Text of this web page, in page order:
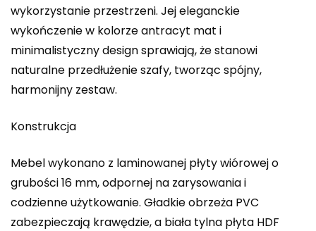
wykorzystanie przestrzeni. Jej eleganckie
wykończenie w kolorze antracyt mat i
minimalistyczny design sprawiają, że stanowi
naturalne przedłużenie szafy, tworząc spójny,
harmonijny zestaw.
Konstrukcja
Mebel wykonano z laminowanej płyty wiórowej o
grubości 16 mm, odpornej na zarysowania i
codzienne użytkowanie. Gładkie obrzeża PVC
zabezpieczają krawędzie, a biała tylna płyta HDF